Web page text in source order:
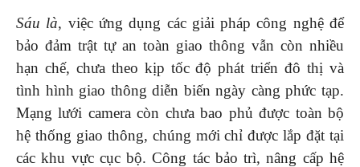
Sáu là, việc ứng dụng các giải pháp công nghệ để
bảo đảm trật tự an toàn giao thông vẫn còn nhiều
hạn chế, chưa theo kịp tốc độ phát triển đô thị và
tình hình giao thông diễn biến ngày càng phức tạp.
Mạng lưới camera còn chưa bao phủ được toàn bộ
hệ thống giao thông, chúng mới chỉ được lắp đặt tại
các khu vực cục bộ. Công tác bảo trì, nâng cấp hệ